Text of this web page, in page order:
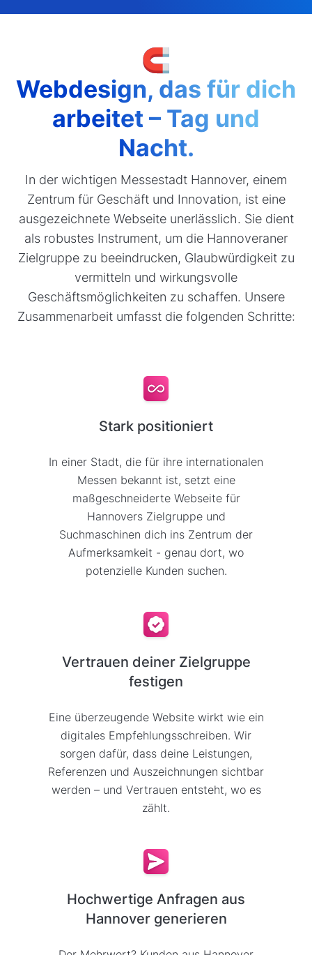
🧲
Webdesign, das für dich
arbeitet – Tag und
Nacht.
In der wichtigen Messestadt Hannover, einem
Zentrum für Geschäft und Innovation, ist eine
ausgezeichnete Webseite unerlässlich. Sie dient
als robustes Instrument, um die Hannoveraner
Zielgruppe zu beeindrucken, Glaubwürdigkeit zu
vermitteln und wirkungsvolle
Geschäftsmöglichkeiten zu schaffen. Unsere
Zusammenarbeit umfasst die folgenden Schritte:
Stark positioniert
In einer Stadt, die für ihre internationalen
Messen bekannt ist, setzt eine
maßgeschneiderte Webseite für
Hannovers Zielgruppe und
Suchmaschinen dich ins Zentrum der
Aufmerksamkeit - genau dort, wo
potenzielle Kunden suchen.
Vertrauen deiner Zielgruppe
festigen
Eine überzeugende Website wirkt wie ein
digitales Empfehlungsschreiben. Wir
sorgen dafür, dass deine Leistungen,
Referenzen und Auszeichnungen sichtbar
werden – und Vertrauen entsteht, wo es
zählt.
Hochwertige Anfragen aus
Hannover generieren